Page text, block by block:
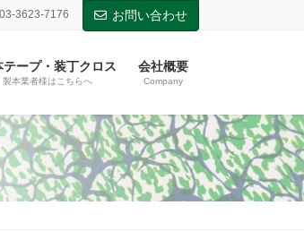
3623-7176 お問い合わせ
テープ・装丁クロス
製本業者様はこちらへ
会社概要
Company